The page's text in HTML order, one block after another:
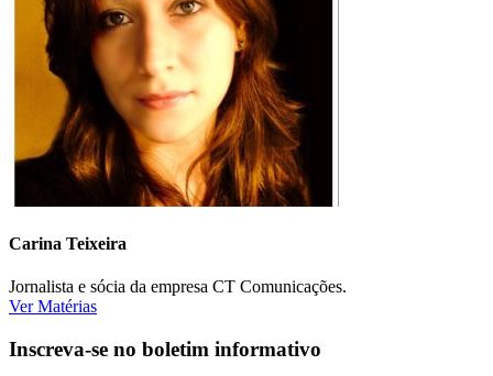
Carina Teixeira
Jornalista e sócia da empresa CT Comunicações.
Ver Matérias
Inscreva-se no boletim informativo